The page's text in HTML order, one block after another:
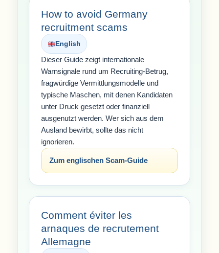
How to avoid Germany
recruitment scams
English
Dieser Guide zeigt internationale
Warnsignale rund um Recruiting-Betrug,
fragwürdige Vermittlungsmodelle und
typische Maschen, mit denen Kandidaten
unter Druck gesetzt oder finanziell
ausgenutzt werden. Wer sich aus dem
Ausland bewirbt, sollte das nicht
ignorieren.
Zum englischen Scam-Guide
Comment éviter les
arnaques de recrutement
Allemagne